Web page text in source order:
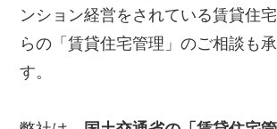
ンション経営をされている賃貸住
らの「賃貸住宅管理」のご相談も
す。